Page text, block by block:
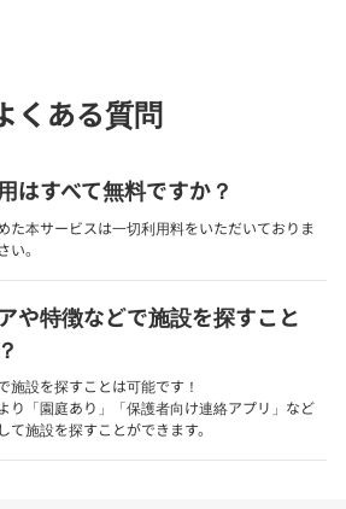
くある質問
はすべて無料ですか？
た本サービスは一切利用料をいただいておりま
。
や特徴などで施設を探すこと
施設を探すことは可能です！
り「園庭あり」「保護者向け連絡アプリ」など
て施設を探すことができます。